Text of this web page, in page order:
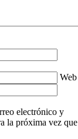
Web
electrónico y
la próxima vez que